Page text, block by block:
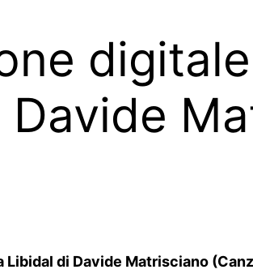
Libidal di Davide Matrisciano